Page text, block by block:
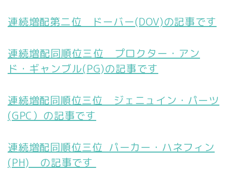
連続増配第二位 ドーバー(DOV)の記事です
連続増配同順位三位 プロクター・アン
ド・ギャンブル(PG)の記事です
連続増配同順位三位 ジェニュイン・パーツ
(GPC）の記事です
連続増配同順位三位 パーカー・ハネフィン
(PH) の記事です